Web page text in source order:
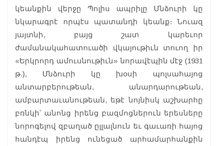
կեանքին վերջը Պոլիս ապրիլը Մնձուրի կը
նկարագրէ որպէս պատանդի կեանք։ Նուազ
յայտնի, բայց շատ կարեւոր
ժամանակահատուածի վկայութիւն տուող իր
«Երկրորդ ամուսնութիւն» նորավէպին մէջ (1931
թ.), Մնձուրի կը խօսի պոլսահայոց
անտարբերութեան, անարդարութեան,
ամբարտաւանութեան, եթէ նոյնիսկ աշխարհը
բռնկի՝ անոնց իրենց բազմոցներուն երեսները
նորոգելով զբաղած ըլլալնուն եւ գաւառի հայոց
հանդէպ իրենց ունեցած արհամարհանքին